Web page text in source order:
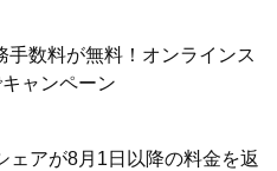
手数料が無料！オンラインス
ャンペーン
ェアが8月1日以降の料金を返